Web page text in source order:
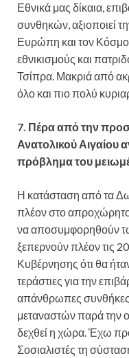
Εθνικά μας δίκαια,
συνθηκών, αξιοποιεί
Ευρώπη και τον
εθνικισμούς και
Τσίπρα. Μακριά από
όλο και πιο πολύ
7. Πέρα από την
Ανατολικού Αιγαίου
πρόβλημα του
Η κατάσταση από τα
πλέον στο
να αποσυμφορηθούν
ξεπερνούν πλέον τις
Κυβέρνησης ότι θα
τεράστιες για την
απάνθρωπες
μεταναστών παρά την
δεχθεί η χώρα. Έχω
Σοσιαλιστές τη